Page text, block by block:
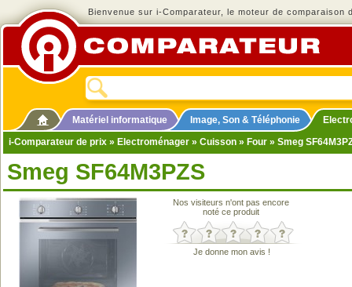
Bienvenue sur i-Comparateur, le moteur de comparaison
Matériel informatique Image, Son & Téléphonie
i-Comparateur de prix » Electroménager » Cuisson » Four » Smeg
Smeg SF64M3PZS
Nos visiteurs n'ont pas encore
noté ce produit
Je donne mon avis !